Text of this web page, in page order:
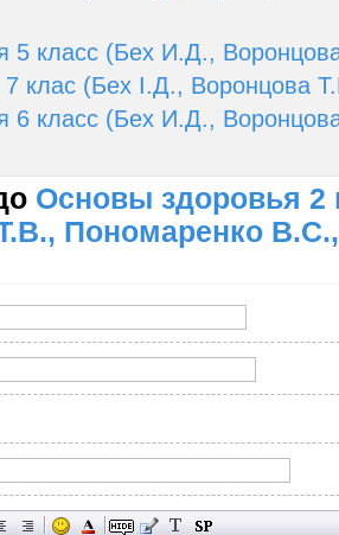
5 класс (Бех И.Д.,
клас (Бех І.Д., Воронцова
6 класс (Бех И.Д.,
Основы здоровья 2
Пономаренко